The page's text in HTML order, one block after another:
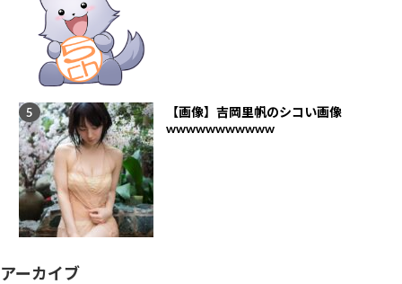
【画像】吉岡里帆のシコい画像
wwwwwwwwwww
アーカイブ